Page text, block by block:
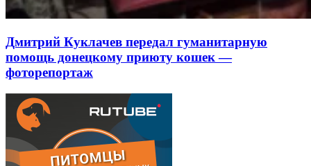
Дмитрий Куклачев передал гуманитарную
помощь донецкому приюту кошек —
фоторепортаж